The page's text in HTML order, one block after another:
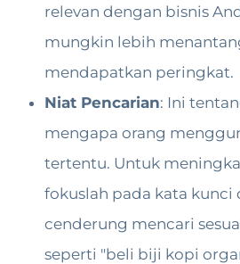
relevan dengan bisnis
mungkin lebih
mendapatkan peringkat.
Niat Pencarian: Ini
mengapa orang
tertentu. Untuk
fokuslah pada kata kunci
cenderung mencari
seperti "beli biji kopi